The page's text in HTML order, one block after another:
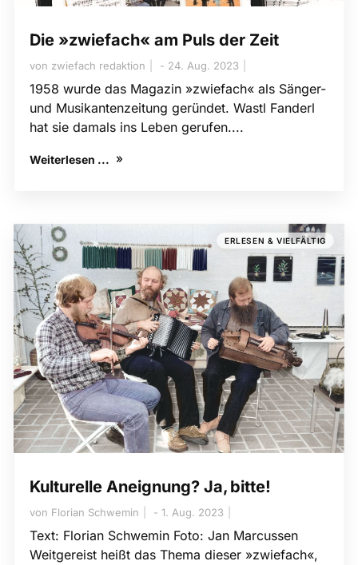
Die »zwiefach« am Puls der Zeit
von zwiefach redaktion 24. Aug. 2023
1958 wurde das Magazin »zwiefach« als Sänger-
und Musikantenzeitung geründet. Wastl Fanderl
hat sie damals ins Leben gerufen....
Weiterlesen ...
ERLESEN & VIELFÄLTIG
Kulturelle Aneignung? Ja, bitte!
von Florian Schwemin 1. Aug. 2023
Text: Florian Schwemin Foto: Jan Marcussen
Weitgereist heißt das Thema dieser »zwiefach«,